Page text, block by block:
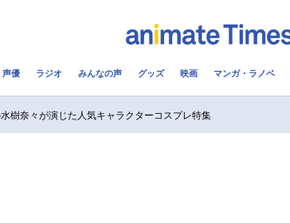
声優 ラジオ みんなの声 グッズ 映画 マンガ・ラノベ
樹奈々が演じた人気キャラクターコスプレ特集